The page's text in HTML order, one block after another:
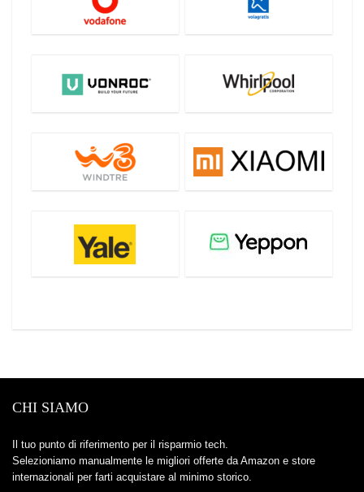
CHI SIAMO
Il tuo punto di riferimento per il risparmio tech.
Selezioniamo manualmente le migliori offerte da Amazon e store
internazionali per farti acquistare al minimo storico.